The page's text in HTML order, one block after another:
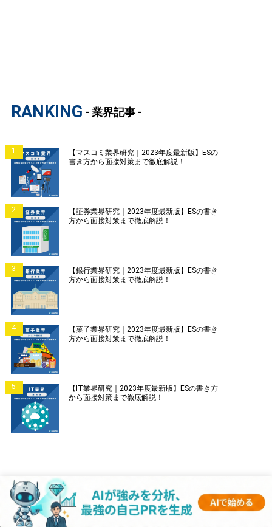
RANKING - 業界記事 -
1
【マスコミ業界研究｜2023年度最新版】ESの
書き方から面接対策まで徹底解説！
2
【証券業界研究｜2023年度最新版】ESの書き
方から面接対策まで徹底解説！
3
【銀行業界研究｜2023年度最新版】ESの書き
方から面接対策まで徹底解説！
4
【菓子業界研究｜2023年度最新版】ESの書き
方から面接対策まで徹底解説！
5
【IT業界研究｜2023年度最新版】ESの書き方
から面接対策まで徹底解説！